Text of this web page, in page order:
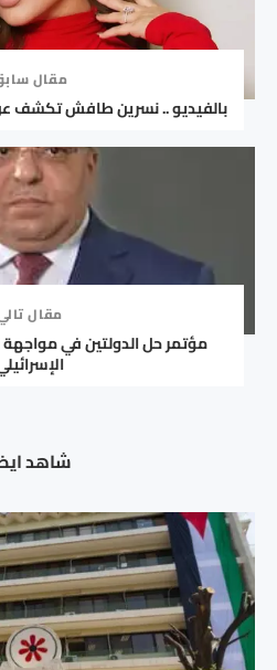
مقال
بالفيديو .. نسرين طافش تكشف
مقال
مؤتمر حل الدولتين في
شاهد